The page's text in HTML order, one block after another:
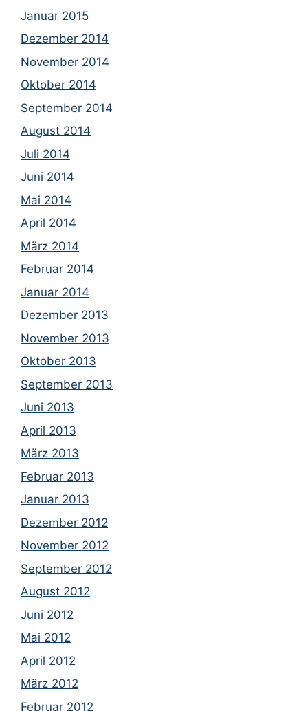
Januar 2015
Dezember 2014
November 2014
Oktober 2014
September 2014
August 2014
Juli 2014
Juni 2014
Mai 2014
April 2014
März 2014
Februar 2014
Januar 2014
Dezember 2013
November 2013
Oktober 2013
September 2013
Juni 2013
April 2013
März 2013
Februar 2013
Januar 2013
Dezember 2012
November 2012
September 2012
August 2012
Juni 2012
Mai 2012
April 2012
März 2012
Februar 2012